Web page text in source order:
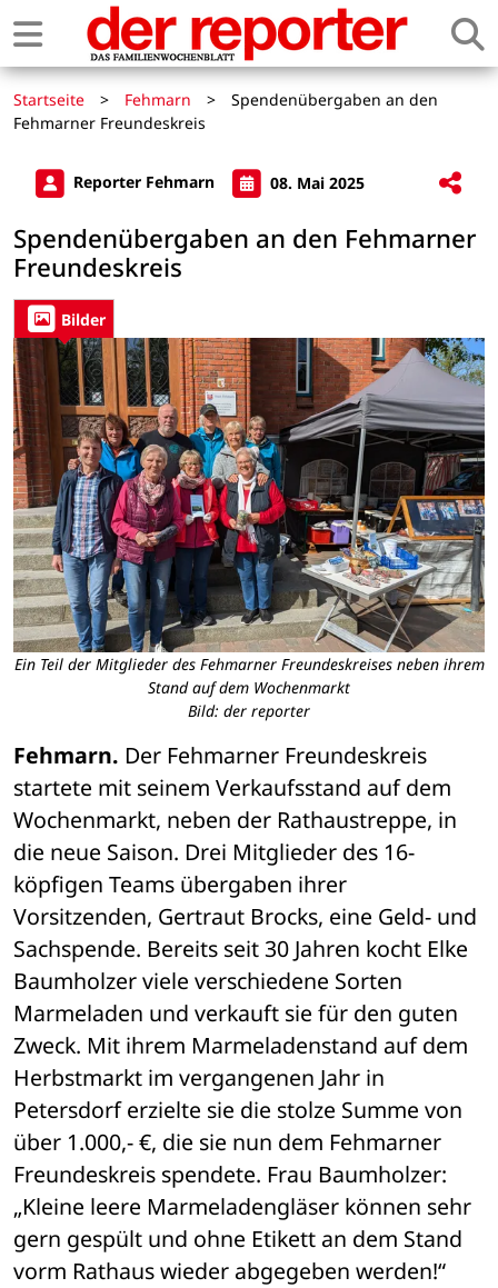
Startseite > Fehmarn >
Spendenübergaben an den
Fehmarner Freundeskreis
Reporter Fehmarn 08. Mai 2025
Spendenübergaben an den Fehmarner
Freundeskreis
Bilder
Ein Teil der Mitglieder des Fehmarner Freundeskreises neben ihrem
Stand auf dem Wochenmarkt
Bild: der reporter
Fehmarn. Der Fehmarner Freundeskreis
startete mit seinem Verkaufsstand auf dem
Wochenmarkt, neben der Rathaustreppe, in
die neue Saison. Drei Mitglieder des 16-
köpfigen Teams übergaben ihrer
Vorsitzenden, Gertraut Brocks, eine Geld- und
Sachspende. Bereits seit 30 Jahren kocht Elke
Baumholzer viele verschiedene Sorten
Marmeladen und verkauft sie für den guten
Zweck. Mit ihrem Marmeladenstand auf dem
Herbstmarkt im vergangenen Jahr in
Petersdorf erzielte sie die stolze Summe von
über 1.000,- €, die sie nun dem Fehmarner
Freundeskreis spendete. Frau Baumholzer:
„Kleine leere Marmeladengläser können sehr
gern gespült und ohne Etikett an dem Stand
vorm Rathaus wieder abgegeben werden!“